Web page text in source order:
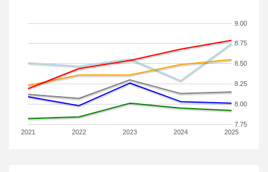
2021 2022 2023 2024 2025
7.75
8.00
8.25
8.50
8.75
9.00